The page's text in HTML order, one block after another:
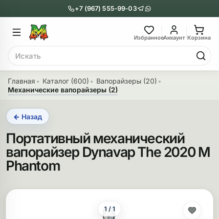
+7 (967) 555-99-03
ИзбранноеАккаунт Корзина
Поиск
Главное меню
Бонги
бонги
с перколятором
бонги
Главное
Трубки
Металлические
Стеклянные
Деревянные
Главная Каталог (600)
Вапорайзеры (20)
Механические вапорайзеры (2)
← Назад
Портативный механический
вапорайзер Dynavap The 2020 M
Phantom
1 / 1